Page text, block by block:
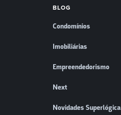
BLOG
Condomínios
Imobiliárias
Empreendedorismo
Next
Novidades Superlógica